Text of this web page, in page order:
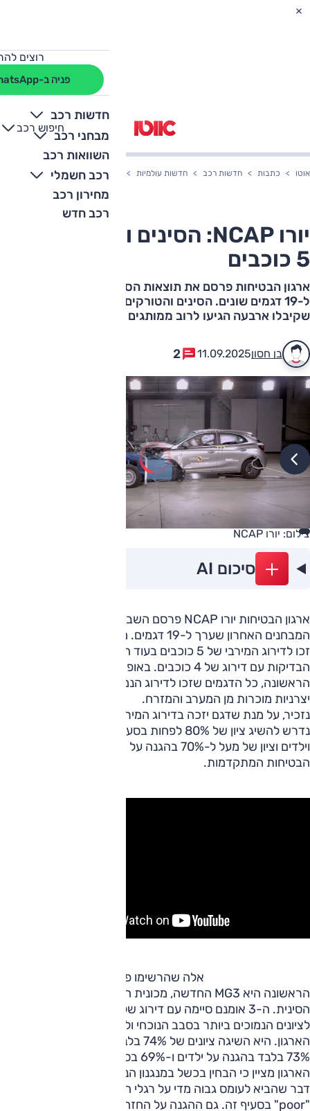
רוצים
פניה ב-WhatsApp
חדשות רכב
מבחני רכב
השוואות רכב
רכב חשמלי
מחירון רכב
רכב חדש
חיפוש רכב
+
-
אוטו כתבות חדשות רכב חדשות עולמיות
יורו NCAP: הסינים והטורקים עם
5 כוכבים
ארגון הבטיחות פרסם את תוצאות הסבב האחרון ובו ציונים
שקיבלו ארבעה הגיעו לרוב ממותגים וותיקים
בן חסון11.09.2025
2
צילום: יורו NCAP
סיכום AI
ארגון הבטיחות יורו NCAP פרסם השבוע את תוצאות סבב
זכו לדירוג המירבי של 5 כוכבים בעוד השאר סיימו את סבב
הבדיקות עם דירוג של 4 כוכבים. באופן מעניין, ולא בפעם
הראשונה, כל הדגמים שזכו לדירוג הנמוך יותר הינם דגמים של
יצרניות מוכרות מן המערב והמזרח.
נדרש להשיג ציון של 80% לפחות בסעיפי ההגנה על מבוגרים
וילדים וציון של מעל ל-70% בהגנה על הולכי רגל ובסעיף מערכות
הבטיחות המתקדמות.
אלה שהרשימו פחות
הראשונה היא MG3 החדשה, מכונית הסופרמיני של היצרנית
לציונים הנמוכים ביותר בסבב הנוכחי ולכמה הערות קריטיות מצד
הארגון. היא השיגה ציונים של 74% בלבד בהגנה על מבוגרים,
73% בלבד בהגנה על ילדים ו-69% בסעיף מערכות הבטיחות.
הארגון מציין כי הבחין בכשל במנגנון הנעילה של מושב הנהג –
דבר שהביא לעומס גבוה מדי על רגלי הנהג בעת תאונה ולדירוג
"poor" בסעיף זה. גם ההגנה על החזה דורגה כגבולית.